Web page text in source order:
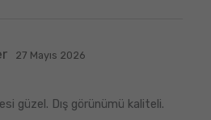
27 Mayıs 2026
güzel. Dış görünümü kaliteli.